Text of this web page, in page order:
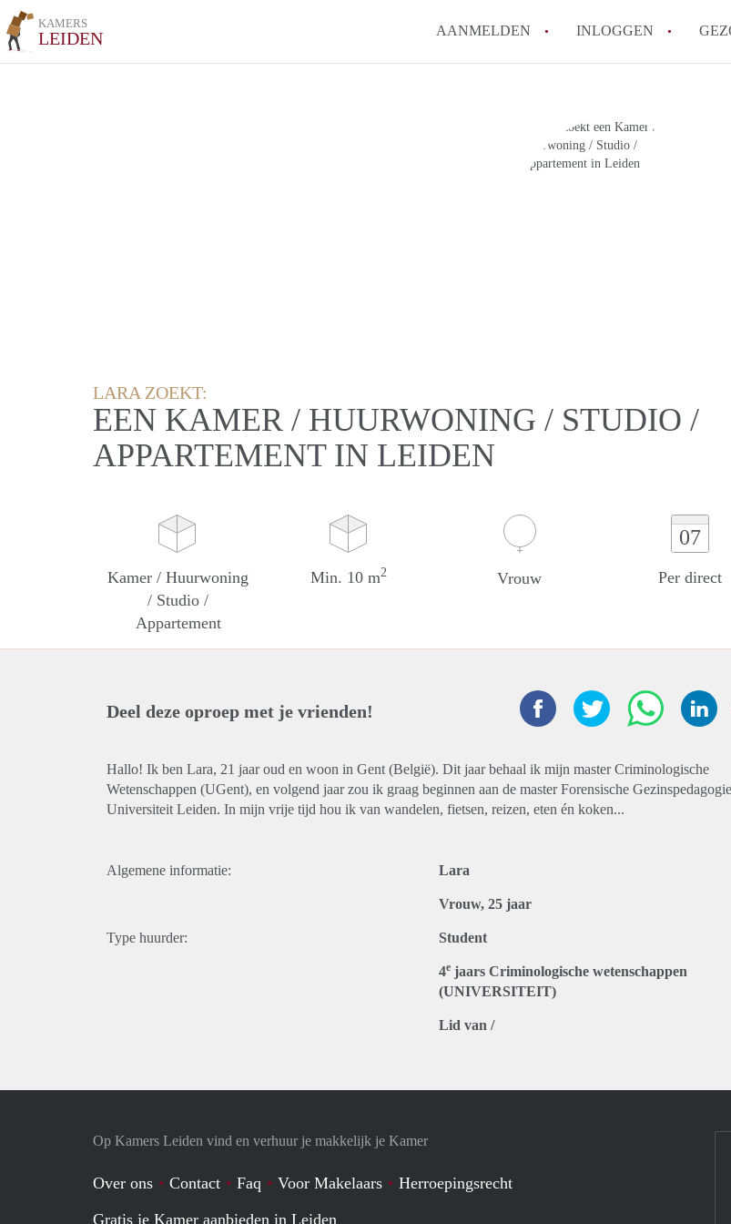
KAMERS
LEIDEN AANMELDEN INLOGGEN
LARA ZOEKT:
EEN KAMER / HUURWONING / STUDIO /
APPARTEMENT IN LEIDEN
Kamer / Huurwoning
/ Studio /
Appartement
Min. 10 m2 Vrouw
07
Per direct
Deel deze oproep met je vrienden!
Hallo! Ik ben Lara, 21 jaar oud en woon in Gent (België). Dit jaar behaal ik mijn master Criminologische
Wetenschappen (UGent), en volgend jaar zou ik graag beginnen aan de master Forensische
Universiteit Leiden. In mijn vrije tijd hou ik van wandelen, fietsen, reizen, eten én koken...
Algemene informatie: Lara
Vrouw, 25 jaar
Type huurder: Student
4e jaars Criminologische wetenschappen
(UNIVERSITEIT)
Lid van /
Op Kamers Leiden vind en verhuur je makkelijk je Kamer
Over ons Contact Faq Voor Makelaars
Herroepingsrecht
Gratis je Kamer aanbieden in Leiden